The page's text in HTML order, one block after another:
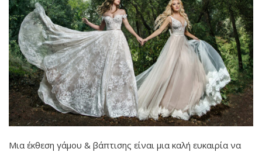
Μια έκθεση γάμου & βάπτισης είναι μια καλή ευκαιρία να